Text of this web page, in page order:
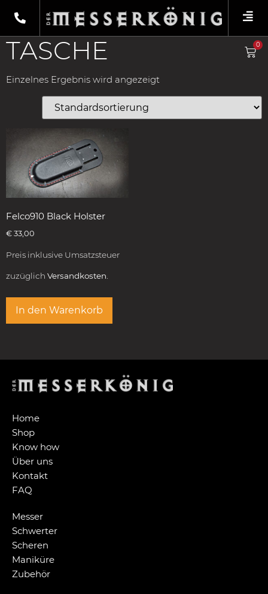
0
Produkte verschlagwortet mit „Tasche“
Scheiden
TASCHE
Einzelnes Ergebnis wird angezeigt
Felco910 Black Holster
€ 33,00
Preis inklusive Umsatzsteuer
zuzüglich Versandkosten.
In den Warenkorb
Home
Shop
Know how
Über uns
Kontakt
FAQ
Messer
Schwerter
Scheren
Maniküre
Zubehör